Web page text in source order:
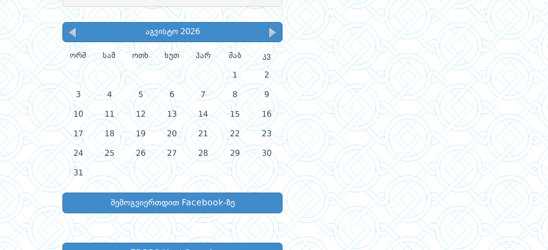
აგვისტო 2026
ორშ სამ ოთხ ხუთ პარ შაბ კვ
1 2
3 4 5 6 7 8 9
10 11 12 13 14 15 16
17 18 19 20 21 22 23
24 25 26 27 28 29 30
31
შემოგვიერთდით Facebook-ზე